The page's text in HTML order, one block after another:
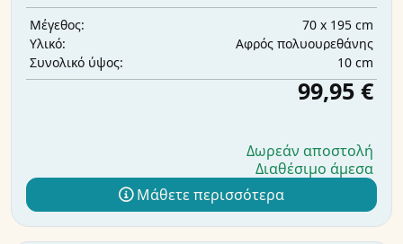
Μέγεθος:
70 x 195 cm
Υλικό:
Αφρός πολυουρεθάνης
Συνολικό ύψος:
10 cm
99,95 €
Δωρεάν αποστολή
Διαθέσιμο άμεσα
Μάθετε περισσότερα